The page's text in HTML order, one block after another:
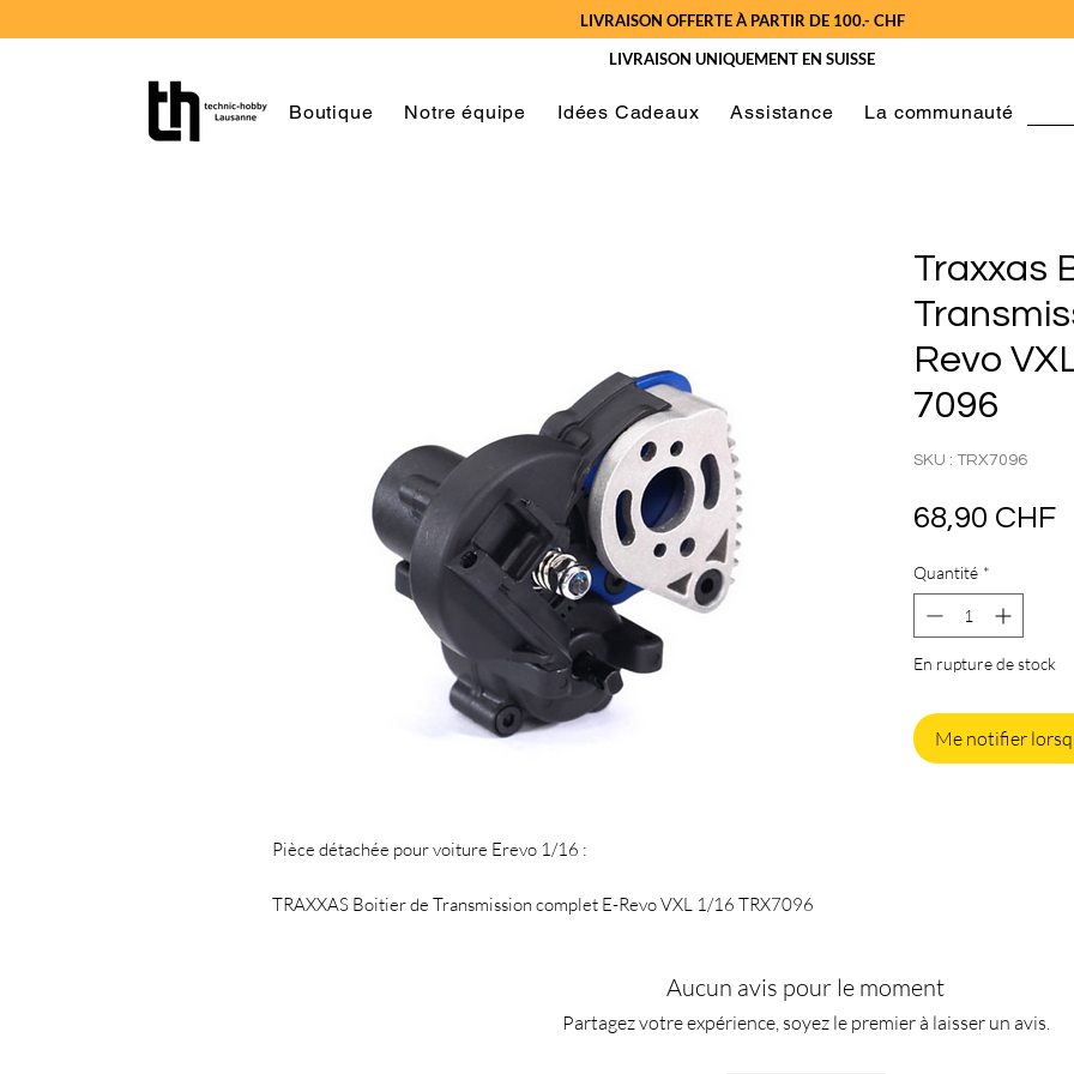
LIVRAISON OFFERTE À PARTIR DE 100.- CHF
LIVRAISON UNIQUEMENT EN SUISSE
Boutique Notre équipe Idées Cadeaux Assistance La communauté
Pièce détachée pour voiture Erevo 1/16 :
TRAXXAS Boitier de Transmission complet E-Revo VXL 1/16 TRX7096
Traxxas
Revo
7096
SKU : TRX7096
68,90 CHF
Quantité *
En rupture de stock
Me notifier
Aucun avis pour le moment
Partagez votre expérience, soyez le premier à laisser un avis.